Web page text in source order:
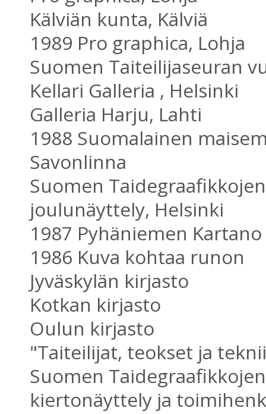
Kälviän kunta, Kälviä
1989 Pro graphica, Lohja
Suomen Taiteilijaseuran
Kellari Galleria , Helsinki
Galleria Harju, Lahti
1988 Suomalainen
Savonlinna
Suomen Taidegraafikkojen
joulunäyttely, Helsinki
1987 Pyhäniemen Kartano
1986 Kuva kohtaa runon
Jyväskylän kirjasto
Kotkan kirjasto
Oulun kirjasto
"Taiteilijat, teokset ja
Suomen Taidegraafikkojen
kiertonäyttely ja